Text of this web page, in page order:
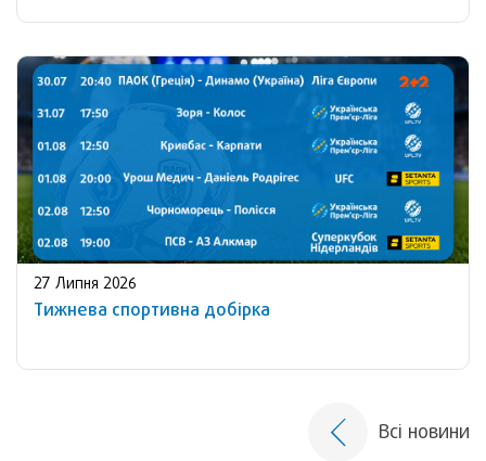
27 Липня 2026
Тижнева спортивна добірка
Всі новини